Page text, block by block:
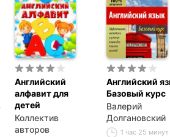
Английский
алфавит для
детей
Коллектив
авторов
Английский
Базовый курс
Валерий
Долгановский
1 час 25 минут